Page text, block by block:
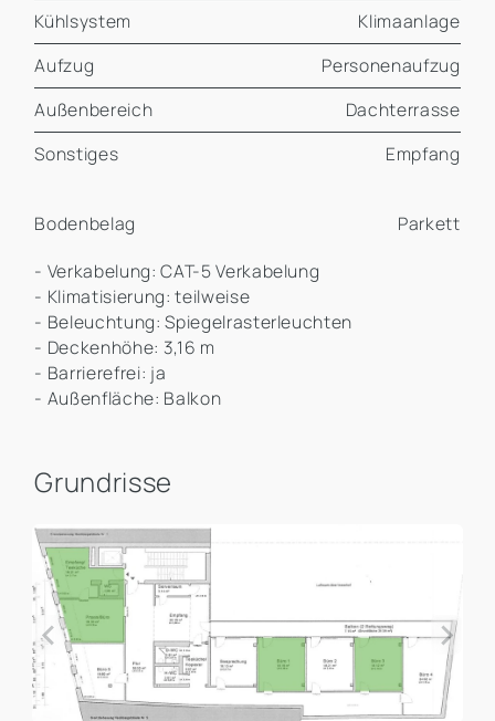
Kühlsystem
Klimaanlage
Aufzug
Personenaufzug
Außenbereich
Dachterrasse
Sonstiges
Empfang
Bodenbelag
Parkett
- Verkabelung: CAT-5 Verkabelung
- Klimatisierung: teilweise
- Beleuchtung: Spiegelrasterleuchten
- Deckenhöhe: 3,16 m
- Barrierefrei: ja
- Außenfläche: Balkon
Grundrisse